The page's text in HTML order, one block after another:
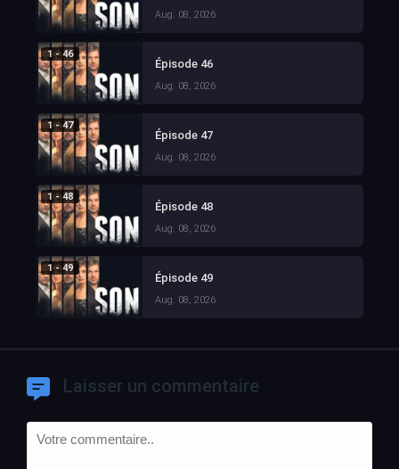
Aug. 08, 2026
1 - 46
Épisode 46
Aug. 08, 2026
1 - 47
Épisode 47
Aug. 08, 2026
1 - 48
Épisode 48
Aug. 08, 2026
1 - 49
Épisode 49
Aug. 08, 2026
Laisser un commentaire